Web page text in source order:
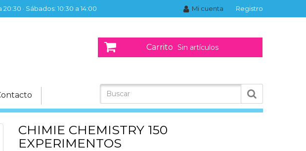
· Sábados: 10:30 a 14:00 Registro
Mi cuenta
Carrito Sin artículos
CHIMIE CHEMISTRY 150
EXPERIMENTOS